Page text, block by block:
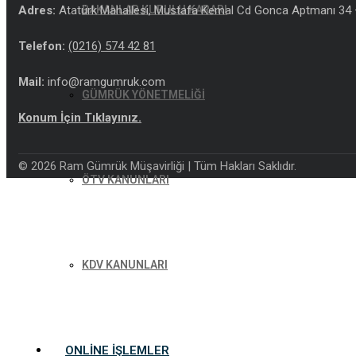
BAKANLAR KURULU KARARI
GÜMRÜK YÖNETMELİĞİ
ÖTV KANUNLARI
KDV KANUNLARI
ONLINE İŞLEMLER
Adres: Atatürk Mahallesi, Mustafa Kemal Cd Gonca Aptmanı
Telefon: (0216) 574 42 81
Mail: info@ramgumruk.com
Konum İçin Tıklayınız.
© 2026 Ram Gümrük Müşavirliği | Tüm Hakları Saklıdır.